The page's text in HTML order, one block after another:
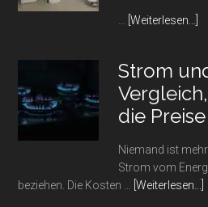
… [Weiterlesen...]
die
Strom
die
Niemand ist
Strom vom
beziehen. Die Kosten … [Weiterlesen...]